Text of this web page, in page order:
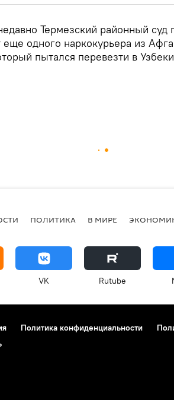
Термезский районный суд
еще одного наркокурьера из
пытался перевезти в
ПОЛИТИКА В МИРЕ
VK Rutube
Политика конфиденциальности